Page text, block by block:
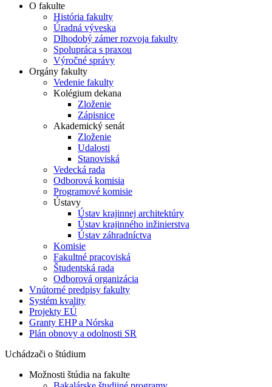
O fakulte
História fakulty
Úradná výveska
Dlhodobý zámer rozvoja fakulty
Spolupráca s praxou
Výročné správy
Orgány fakulty
Vedenie fakulty
Kolégium dekana
Zloženie
Zápisnice
Akademický senát
Zloženie
Udalosti
Stanoviská
Vedecká rada
Odborová komisia
Programové komisie
Ústavy
Ústav krajinnej architektúry
Ústav krajinného inžinierstva
Ústav záhradníctva
Komisie
Fakultné pracoviská
Študentská rada
Odborová organizácia
Vnútorné predpisy fakulty
Systém kvality
Projekty EÚ
Granty EHP a Nórska
Plán obnovy a odolnosti SR
Uchádzači o štúdium
Možnosti štúdia na fakulte